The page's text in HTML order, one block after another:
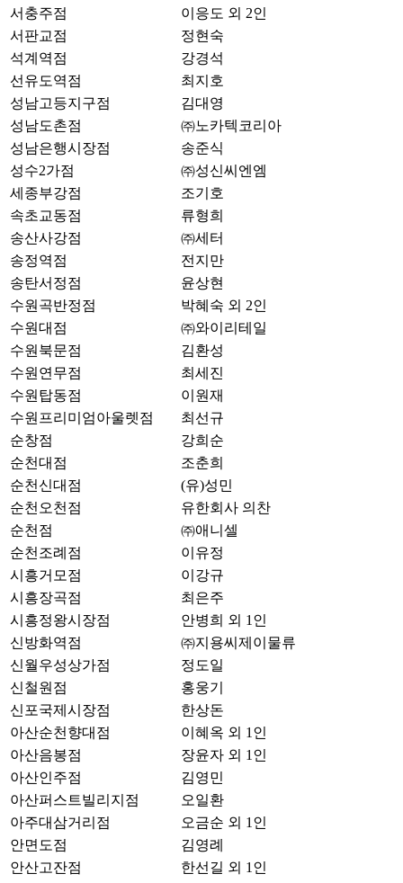
서충주점
이응도 외 2인
서판교점
정현숙
석계역점
강경석
선유도역점
최지호
성남고등지구점
김대영
성남도촌점
㈜노카텍코리아
성남은행시장점
송준식
성수2가점
㈜성신씨엔엠
세종부강점
조기호
속초교동점
류형희
송산사강점
㈜세터
송정역점
전지만
송탄서정점
윤상현
수원곡반정점
박혜숙 외 2인
수원대점
㈜와이리테일
수원북문점
김환성
수원연무점
최세진
수원탑동점
이원재
수원프리미엄아울렛점
최선규
순창점
강희순
순천대점
조춘희
순천신대점
(유)성민
순천오천점
유한회사 의찬
순천점
㈜애니셀
순천조례점
이유정
시흥거모점
이강규
시흥장곡점
최은주
시흥정왕시장점
안병희 외 1인
신방화역점
㈜지용씨제이물류
신월우성상가점
정도일
신철원점
홍웅기
신포국제시장점
한상돈
아산순천향대점
이혜옥 외 1인
아산음봉점
장윤자 외 1인
아산인주점
김영민
아산퍼스트빌리지점
오일환
아주대삼거리점
오금순 외 1인
안면도점
김영례
안산고잔점
한선길 외 1인